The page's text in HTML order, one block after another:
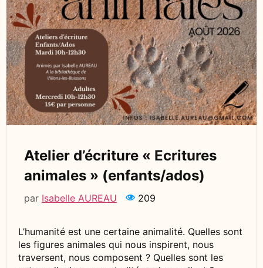
Atelier d’écriture « Ecritures
animales » (enfants/ados)
par Isabelle AUREAU 209
L’humanité est une certaine animalité. Quelles sont
les figures animales qui nous inspirent, nous
traversent, nous composent ? Quelles sont les